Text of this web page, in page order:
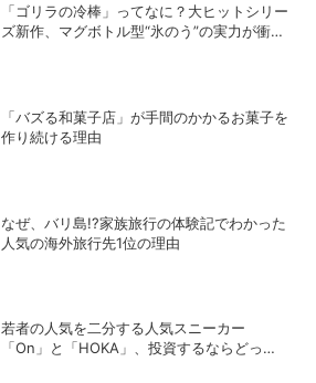
「ゴリラの冷棒」ってなに？大ヒットシリー
ズ新作、マグボトル型“氷のう”の実力が衝撃
「バズる和菓子店」が手間のかかるお菓子を
作り続ける理由
なぜ、バリ島!?家族旅行の体験記でわかった
人気の海外旅行先1位の理由
若者の人気を二分する人気スニーカー
「On」と「HOKA」、投資するならどっ